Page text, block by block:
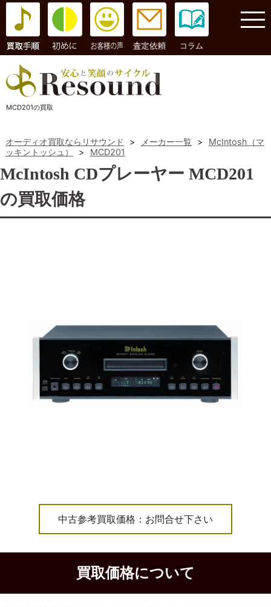
コラム
MCD201の買取
オーディオ買取ならリサウンド > メーカー一覧 >
McIntosh（マ
ッキントッシュ）
> MCD201
McIntosh CDプレーヤー MCD201
の買取価格
中古参考買取価格：お問合せ下さい
買取価格について